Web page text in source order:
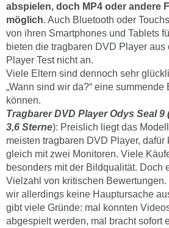
abspielen, doch MP4 oder andere
möglich. Auch Bluetooth oder
von ihren Smartphones und Tablets
bieten die tragbaren DVD Player aus
Player Test nicht an.
Viele Eltern sind dennoch sehr
„Wann sind wir da?“ eine summende
können.
Tragbarer DVD Player Odys Seal 9
3,6 Sterne): Preislich liegt das
meisten tragbaren DVD Player, dafür
gleich mit zwei Monitoren. Viele
besonders mit der Bildqualität. Doch
Vielzahl von kritischen
wir allerdings keine Hauptursache
gibt viele Gründe: mal konnten
abgespielt werden, mal bracht sofort